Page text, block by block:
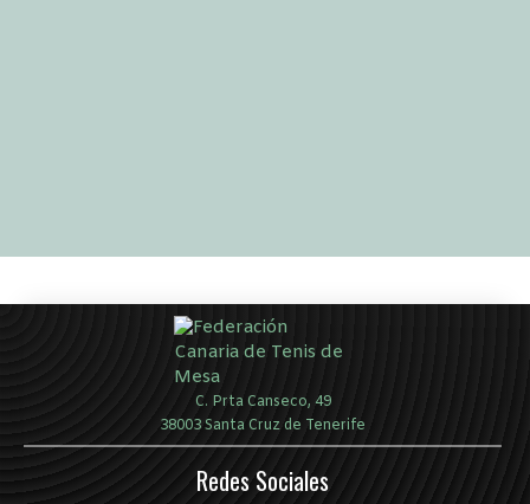
C. Prta Canseco, 49
38003 Santa Cruz de Tenerife
Redes Sociales